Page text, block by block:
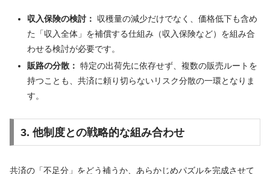
収入保険の検討：
収穫量の減少だけでなく、価格低下も含め
た「収入全体」を補償する仕組み（収入保険など）を組み合
わせる検討が必要です。
販路の分散： 特定の出荷先に依存せず、複数の販売ルートを
持つことも、共済に頼り切らないリスク分散の一環となりま
す。
3. 他制度との戦略的な組み合わせ
共済の「不足分」をどう補うか、あらかじめパズルを完成させて